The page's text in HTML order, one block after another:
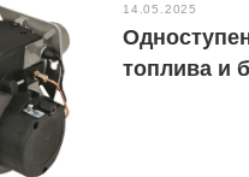
14.05.2025
топлива и